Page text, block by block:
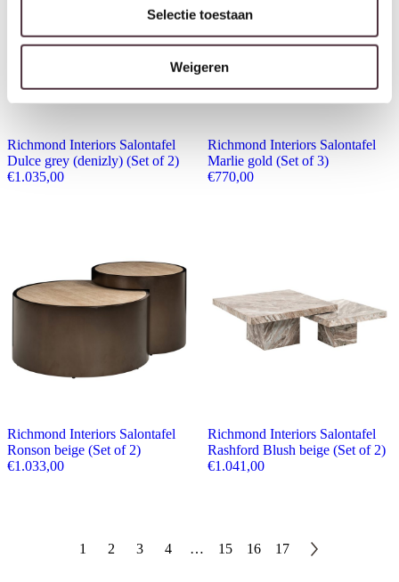
Selectie toestaan
Weigeren
Richmond Interiors Salontafel
Dulce grey (denizly) (Set of 2)
€1.035,00
Richmond Interiors Salontafel
Marlie gold (Set of 3)
€770,00
Richmond Interiors Salontafel
Ronson beige (Set of 2)
€1.033,00
Richmond Interiors Salontafel
Rashford Blush beige (Set of 2)
€1.041,00
1 2 3 4 … 15 16 17